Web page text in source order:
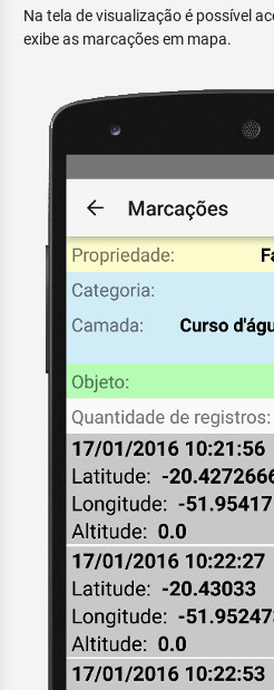
Na tela de visualização é possível
exibe as marcações em mapa.